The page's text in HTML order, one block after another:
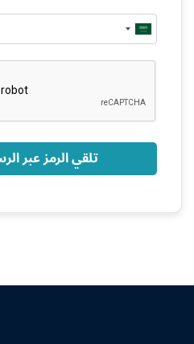
Saudi
Arabia
تلقي الرمز عبر